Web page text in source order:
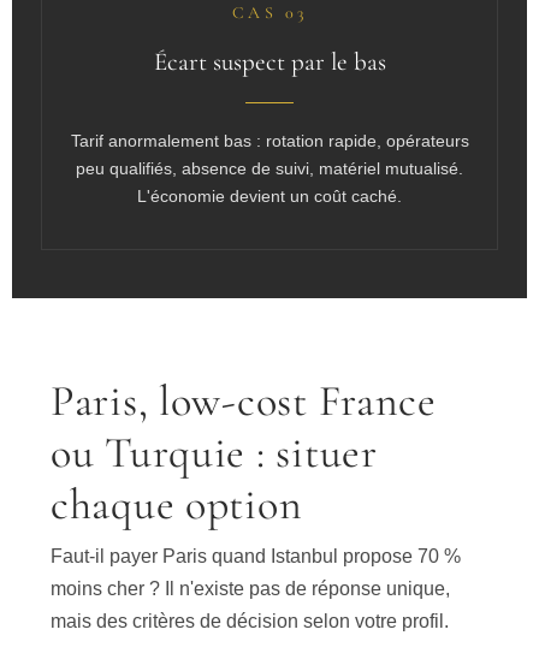
CAS 03
Écart suspect par le bas
Tarif anormalement bas : rotation rapide, opérateurs
peu qualifiés, absence de suivi, matériel mutualisé.
L'économie devient un coût caché.
Paris, low-cost France
ou Turquie : situer
chaque option
Faut-il payer Paris quand Istanbul propose 70 %
moins cher ? Il n'existe pas de réponse unique,
mais des critères de décision selon votre profil.